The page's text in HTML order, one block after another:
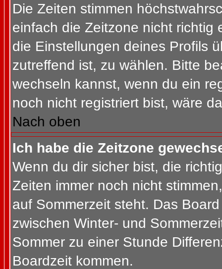
Die Zeiten stimmen
einfach die Zeitzone nicht richtig
die Einstellungen deines Profils
zutreffend ist, zu wählen. Bitte
wechseln kannst, wenn du ein
noch nicht registriert bist, wäre
Nach oben
Ich habe die Zeitzone
Wenn du dir sicher bist, die
Zeiten immer noch nicht
auf Sommerzeit steht. Das
zwischen Winter- und
Sommer zu einer Stunde
Boardzeit kommen.